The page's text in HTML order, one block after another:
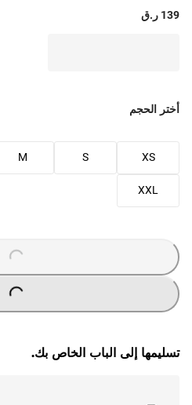
139 ر.ق
أختر الحجم
XS
S
M
XXL
L
.
تسليمها إلى الباب الخاص بك.